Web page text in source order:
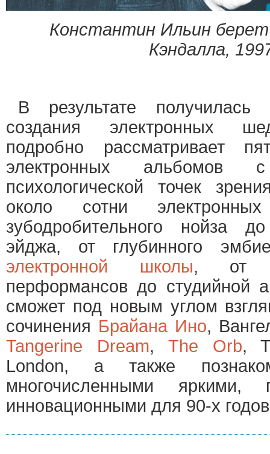
Константин Ильин
Кэндалла,
В результате
создания электронных
подробно рассматривает
электронных альбомов
психологической точек
около сотни
зубодробительного нойза
эйджа, от глубинного
электронной школы, от
перформансов до студийной
сможет под новым углом
сочинения Брайана Ино,
Tangerine Dream, The Orb,
London, а также
многочисленными яркими,
инновационными для 90-х